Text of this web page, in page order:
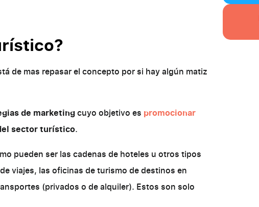
de mas repasar el concepto por si hay algún matiz
de marketingcuyo objetivo es promocionar
sector turístico.
pueden ser las cadenas de hoteles u otros tipos
viajes, las oficinas de turismo de destinos en
(privados o de alquiler). Estos son solo